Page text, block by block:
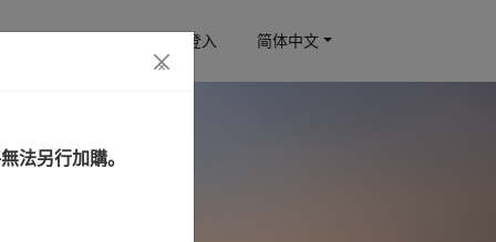
会员登入
简体中文
×
法另行加購。